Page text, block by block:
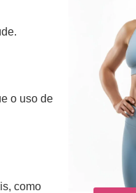
o uso de
como